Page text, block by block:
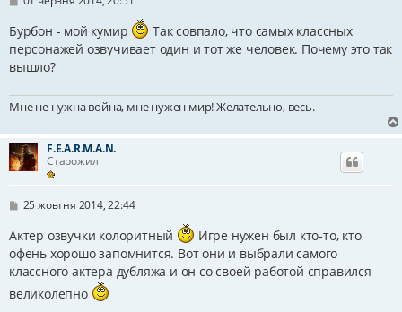
і
д
о
м
е
н
я
Бурбон - мой кумир
Так совпало, что самых классных
персонажей озвучивает один и тот же человек. Почему это так
вышло?
Мне не нужна война, мне нужен мир! Желательно, весь.
F.E.A.R.M.A.N.
Старожил
П
і
д
о
м
л
25 жовтня 2014, 22:44
Актер озвучки колоритный
Игре нужен был кто-то, кто
офень хорошо запомнится. Вот они и выбрали самого
классного актера дубляжа и он со своей работой справился
великолепно